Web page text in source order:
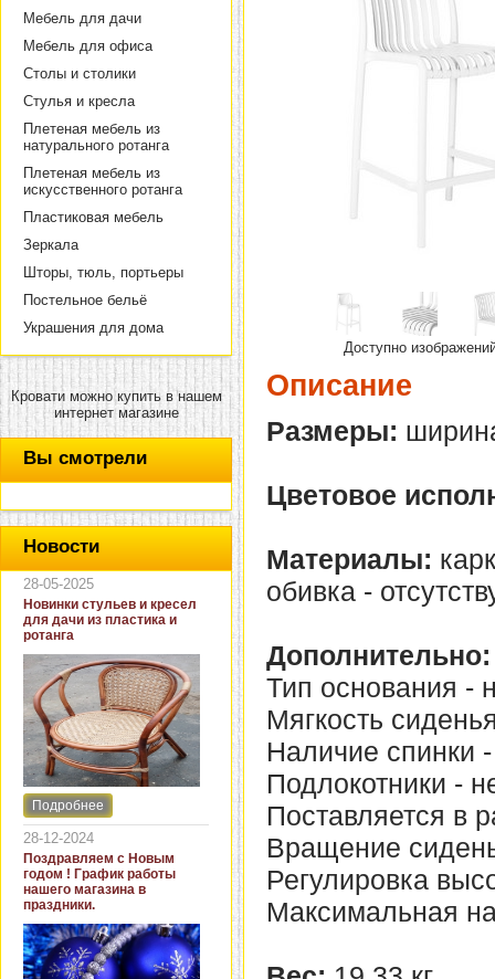
Мебель для дачи
Мебель для офиса
Столы и столики
Стулья и кресла
Плетеная мебель из
натурального ротанга
Плетеная мебель из
искусственного ротанга
Пластиковая мебель
Зеркала
Шторы, тюль, портьеры
Постельное бельё
Украшения для дома
Кровати можно купить в нашем
интернет магазине
Вы смотрели
Новости
28-05-2025
Новинки стульев и кресел
для дачи из пластика и
ротанга
Интернет-магазин "Кровать
и диван" представляет
новинки стульев и кресел
для дачи. В ассортименте
представлены как
бюджетные модели из
пластика для дачи, так и
кресла для загородных
домов из натурального и
искусственного ротанга.
Подробнее
28-12-2024
Поздравляем с Новым
годом ! График работы
нашего магазина в
праздники.
Доступно
Описание
Размеры:
Цветовое
Материалы:
обивка -
Дополнительно:
Тип основания -
Мягкость
Наличие спинки
Подлокотники -
Поставляется в
Вращение
Регулировка
Максимальная